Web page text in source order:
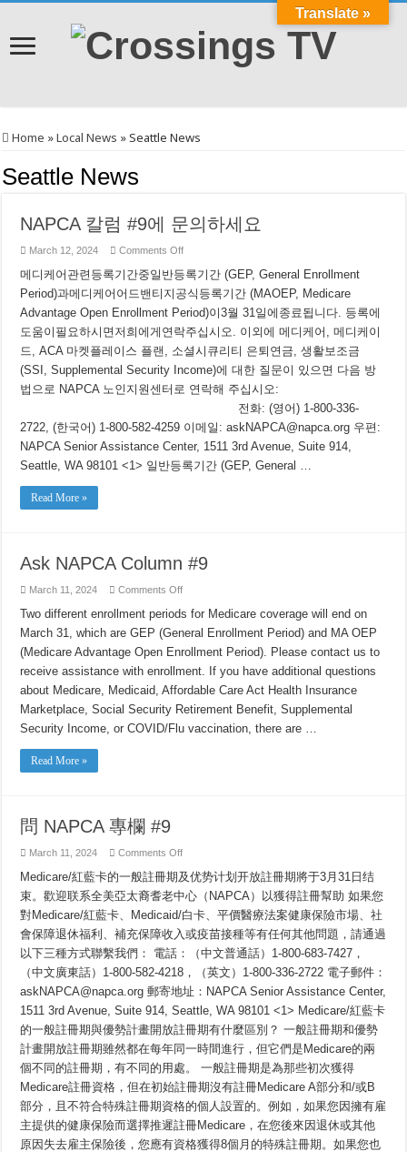
Home »Local News »Seattle News
Seattle News
NAPCA 칼럼 #9에 문의하세요
March 12, 2024 Comments Offon
칼
#9
에
의
하
메디케어관련등록기간중일반등록기간 (GEP, General Enrollment
Period)과메디케어어드밴티지공식등록기간 (MAOEP, Medicare
Advantage Open Enrollment Period)이3월 31일에종료됩니다. 등록에
도움이필요하시면저희에게연락주십시오. 이외에 메디케어, 메디케이
드, ACA 마켓플레이스 플랜, 소셜시큐리티 은퇴연금, 생활보조금
(SSI, Supplemental Security Income)에 대한 질문이 있으면 다음 방
법으로 NAPCA 노인지원센터로 연락해 주십시오:
전화: (영어) 1-800-336-
2722, (한국어) 1-800-582-4259 이메일: askNAPCA@napca.org 우편:
NAPCA Senior Assistance Center, 1511 3rd Avenue, Suite 914,
Seattle, WA 98101 <1> 일반등록기간 (GEP, General …
Read More »
Ask NAPCA Column #9
March 11, 2024 Comments Offon
NAPCA
Column
#9
Two different enrollment periods for Medicare coverage will end on
March 31, which are GEP (General Enrollment Period) and MA OEP
(Medicare Advantage Open Enrollment Period). Please contact us to
receive assistance with enrollment. If you have additional questions
about Medicare, Medicaid, Affordable Care Act Health Insurance
Marketplace, Social Security Retirement Benefit, Supplemental
Security Income, or COVID/Flu vaccination, there are …
Read More »
問 NAPCA 專欄 #9
March 11, 2024 Comments Offon
NAPCA
專
欄
#9
Medicare/紅藍卡的一般註冊期及优势计划开放註冊期將于3月31日结
束。歡迎联系全美亞太裔耆老中心（NAPCA）以獲得註冊幫助 如果您
對Medicare/紅藍卡、Medicaid/白卡、平價醫療法案健康保險市場、社
會保障退休福利、補充保障收入或疫苗接種等有任何其他問題，請通過
以下三種方式聯繫我們： 電話：（中文普通話）1-800-683-7427，
（中文廣東話）1-800-582-4218，（英文）1-800-336-2722 電子郵件：
askNAPCA@napca.org 郵寄地址：NAPCA Senior Assistance Center,
1511 3rd Avenue, Suite 914, Seattle, WA 98101 <1> Medicare/紅藍卡
的一般註冊期與優勢計畫開放註冊期有什麼區別？ 一般註冊期和優勢
計畫開放註冊期雖然都在每年同一時間進行，但它們是Medicare的兩
個不同的註冊期，有不同的用處。 一般註冊期是為那些初次獲得
Medicare註冊資格，但在初始註冊期沒有註冊Medicare A部分和/或B
部分，且不符合特殊註冊期資格的個人設置的。例如，如果您因擁有雇
主提供的健康保險而選擇推遲註冊Medicare，在您後來因退休或其他
原因失去雇主保險後，您應有資格獲得8個月的特殊註冊期。如果您也
Translate »